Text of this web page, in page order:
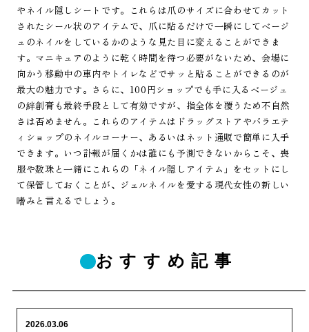
やネイル隠しシートです。これらは爪のサイズに合わせてカット
されたシール状のアイテムで、爪に貼るだけで一瞬にしてベージ
ュのネイルをしているかのような見た目に変えることができま
す。マニキュアのように乾く時間を待つ必要がないため、会場に
向かう移動中の車内やトイレなどでサッと貼ることができるのが
最大の魅力です。さらに、100円ショップでも手に入るベージュ
の絆創膏も最終手段として有効ですが、指全体を覆うため不自然
さは否めません。これらのアイテムはドラッグストアやバラエテ
ィショップのネイルコーナー、あるいはネット通販で簡単に入手
できます。いつ訃報が届くかは誰にも予測できないからこそ、喪
服や数珠と一緒にこれらの「ネイル隠しアイテム」をセットにし
て保管しておくことが、ジェルネイルを愛する現代女性の新しい
嗜みと言えるでしょう。
おすすめ記事
2026.03.06